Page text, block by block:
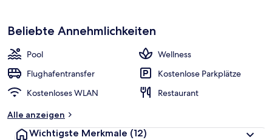
Beliebte Annehmlichkeiten
Pool
Wellness
Flughafentransfer
Kostenlose Parkplätze
Kostenloses WLAN
Restaurant
Alle anzeigen
Wichtigste Merkmale (12)